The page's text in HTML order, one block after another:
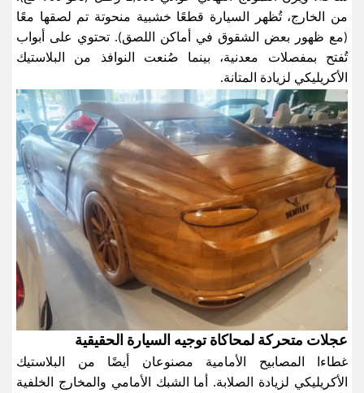
من الخارج، تُظهر السيارة قطعًا خشبية منحوتة تم لصقها معًا
(مع ظهور بعض الشقوق في أماكن اللصق). تحتوي على أبواب
تُفتح بمفصلات معدنية، بينما صُنعت النوافذ من البلاستيك
الأكريليكي لزيادة المتانة.
عجلات متحركة لمحاكاة توجيه السيارة الحقيقية
غطاءا المصابيح الأمامية مصنوعان أيضًا من البلاستيك
الأكريليكي لزيادة الصلابة. أما الشبك الأمامي والمخارج الخلفية